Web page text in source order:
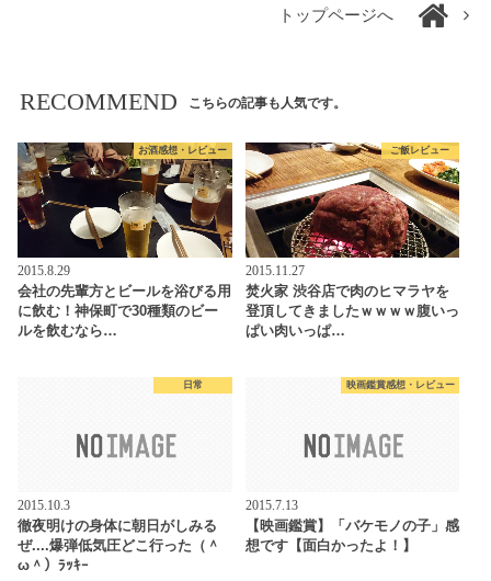
トップページへ
RECOMMEND こちらの記事も人気です。
お酒感想・レビュー
2015.8.29
会社の先輩方とビールを浴びる用
に飲む！神保町で30種類のビー
ルを飲むなら…
ご飯レビュー
2015.11.27
焚火家 渋谷店で肉のヒマラヤを
登頂してきましたｗｗｗｗ腹いっ
ぱい肉いっぱ…
日常
2015.10.3
徹夜明けの身体に朝日がしみる
ぜ....爆弾低気圧どこ行った（＾
ω＾）ﾗｯｷｰ
映画鑑賞感想・レビュー
2015.7.13
【映画鑑賞】「バケモノの子」感
想です【面白かったよ！】